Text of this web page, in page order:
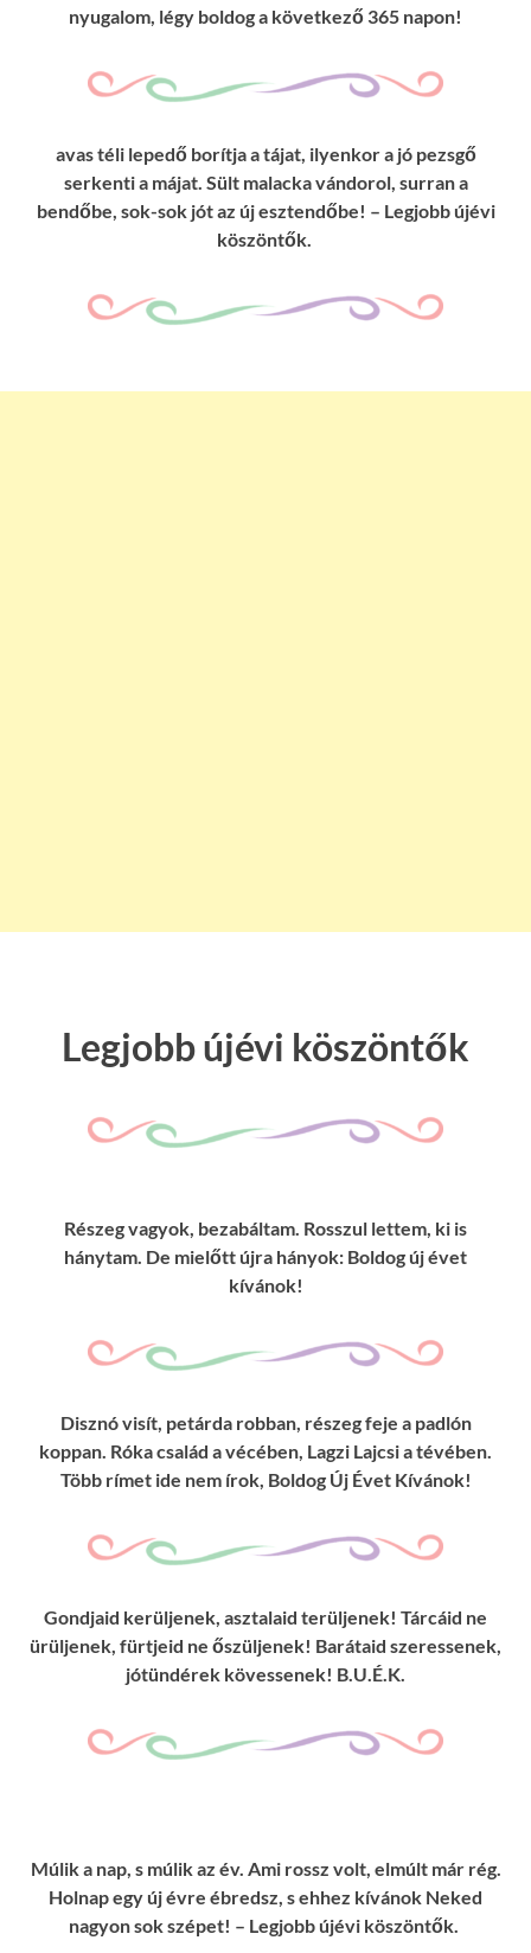
nyugalom, légy boldog a következő 365 napon!
avas téli lepedő borítja a tájat, ilyenkor a jó pezsgő
serkenti a májat. Sült malacka vándorol, surran a
bendőbe, sok-sok jót az új esztendőbe! – Legjobb újévi
köszöntők.
Legjobb újévi köszöntők
Részeg vagyok, bezabáltam. Rosszul lettem, ki is
hánytam. De mielőtt újra hányok: Boldog új évet
kívánok!
Disznó visít, petárda robban, részeg feje a padlón
koppan. Róka család a vécében, Lagzi Lajcsi a tévében.
Több rímet ide nem írok, Boldog Új Évet Kívánok!
Gondjaid kerüljenek, asztalaid terüljenek! Tárcáid ne
ürüljenek, fürtjeid ne őszüljenek! Barátaid szeressenek,
jótündérek kövessenek! B.U.É.K.
Múlik a nap, s múlik az év. Ami rossz volt, elmúlt már rég.
Holnap egy új évre ébredsz, s ehhez kívánok Neked
nagyon sok szépet! – Legjobb újévi köszöntők.